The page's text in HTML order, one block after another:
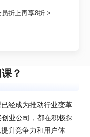
折上再享8折 >
？
经成为推动行业变革
业公司，都在积极探
升竞争力和用户体